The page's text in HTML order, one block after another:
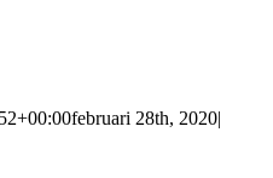
februari 28th, 2020|